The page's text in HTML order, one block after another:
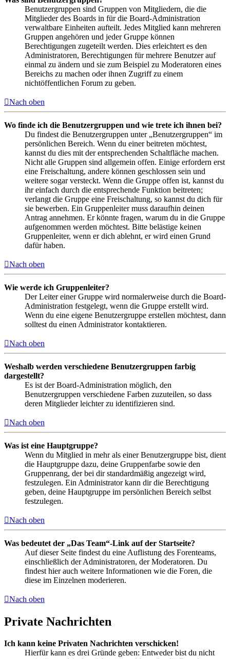
Benutzergruppen sind Gruppen von Mitgliedern, die die
Mitglieder des Boards in für die Board-Administration
verwaltbare Einheiten aufteilt. Jedes Mitglied kann mehreren
Gruppen angehören und jeder Gruppe können
Berechtigungen zugeteilt werden. Dies erleichtert es den
Administratoren, Berechtigungen für mehrere Benutzer auf
einmal zu ändern und sie zum Beispiel zu Moderatoren eines
Bereichs zu machen oder ihnen Zugriff zu einem
nichtöffentlichen Forum zu geben.
Nach oben
Wo finde ich die Benutzergruppen und wie trete ich ihnen bei?
Du findest die Benutzergruppen unter „Benutzergruppen“ im
persönlichen Bereich. Wenn du einer beitreten möchtest,
kannst du dies mit der entsprechenden Schaltfläche machen.
Nicht alle Gruppen sind allgemein offen. Einige erfordern erst
eine Freischaltung, andere können geschlossen sein und
weitere sogar versteckt. Wenn die Gruppe offen ist, kannst du
ihr einfach durch die entsprechende Funktion beitreten;
verlangt die Gruppe eine Freischaltung, so kannst du dich für
sie bewerben. Ein Gruppenleiter muss daraufhin deinen
Antrag annehmen. Er könnte fragen, warum du in die Gruppe
aufgenommen werden möchtest. Bitte belästige keinen
Gruppenleiter, wenn er dich ablehnt, er wird einen Grund
dafür haben.
Nach oben
Wie werde ich Gruppenleiter?
Der Leiter einer Gruppe wird normalerweise durch die Board-
Administration festgelegt, wenn die Gruppe erstellt wird.
Wenn du eine eigene Benutzergruppe erstellen möchtest, dann
solltest du einen Administrator kontaktieren.
Nach oben
Weshalb werden verschiedene Benutzergruppen farbig
dargestellt?
Es ist der Board-Administration möglich, den
Benutzergruppen verschiedene Farben zuzuteilen, so dass
deren Mitglieder leichter zu identifizieren sind.
Nach oben
Was ist eine Hauptgruppe?
Wenn du Mitglied in mehr als einer Benutzergruppe bist, dient
die Hauptgruppe dazu, deine Gruppenfarbe sowie den
Gruppenrang, der bei dir standardmäßig angezeigt wird,
festzulegen. Ein Administrator kann dir die Berechtigung
geben, deine Hauptgruppe im persönlichen Bereich selbst
festzulegen.
Nach oben
Was bedeutet der „Das Team“-Link auf der Startseite?
Auf dieser Seite findest du eine Auflistung des Forenteams,
einschließlich der Administratoren, der Moderatoren. Du
findest hier auch weitere Informationen wie die Foren, die
diese im Einzelnen moderieren.
Nach oben
Private Nachrichten
Ich kann keine Privaten Nachrichten verschicken!
Hierfür kann es drei Gründe geben: Entweder bist du nicht